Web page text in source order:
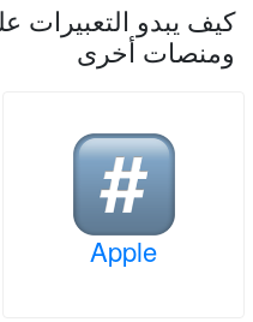
كيف يبدو التعبيرات
ومنصات أخرى
Apple